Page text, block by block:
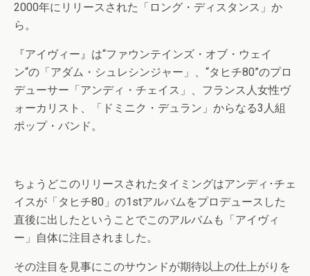
2000年にリリースされた「ロング・ディスタンス」か
ら。
『アイヴィー』は“ファウンテインズ・オブ・ウェイ
ン“の「アダム・シュレシンジャー」、“タヒチ80”のプロ
デューサー「アンディ・チェイス」、フランス人女性ヴ
ォーカリスト、「ドミニク・デュラン」からなる3人組
ポップ・バンド。
ちょうどこのリリースされたタイミングはアンディ･チェ
イスが「タヒチ80」の1stアルバムをプロデュースした
直後に出したということでこのアルバムも「アイヴィ
ー」自体に注目されました。
その注目を見事にこのサウンドが期待以上の仕上がりを